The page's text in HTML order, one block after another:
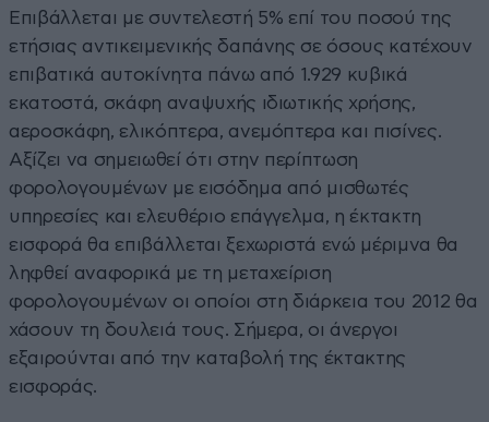
Επιβάλλεται με συντελεστή 5% επί του ποσού της
ετήσιας αντικειμενικής δαπάνης σε όσους κατέχουν
επιβατικά αυτοκίνητα πάνω από 1.929 κυβικά
εκατοστά, σκάφη αναψυχής ιδιωτικής χρήσης,
αεροσκάφη, ελικόπτερα, ανεμόπτερα και πισίνες.
Αξίζει να σημειωθεί ότι στην περίπτωση
φορολογουμένων με εισόδημα από μισθωτές
υπηρεσίες και ελευθέριο επάγγελμα, η έκτακτη
εισφορά θα επιβάλλεται ξεχωριστά ενώ μέριμνα θα
ληφθεί αναφορικά με τη μεταχείριση
φορολογουμένων οι οποίοι στη διάρκεια του 2012 θα
χάσουν τη δουλειά τους. Σήμερα, οι άνεργοι
εξαιρούνται από την καταβολή της έκτακτης
εισφοράς.